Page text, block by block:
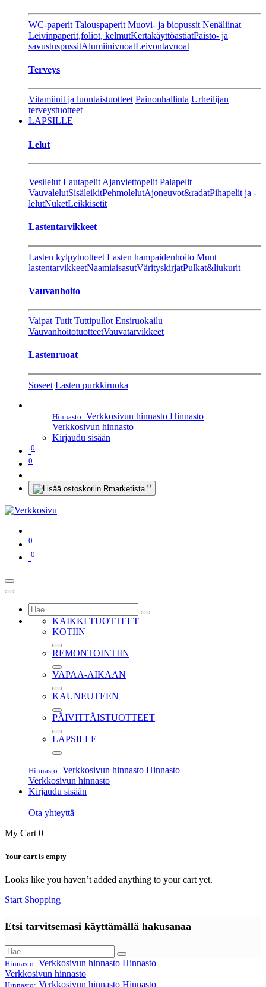
WC-paperit Talouspaperit Muovi- ja biopussit Nenäliinat
Leivinpaperit,foliot, kelmutKertakäyttöastiatPaisto- ja
savustuspussitAlumiinivuoatLeivontavuoat
Terveys
Vitamiinit ja luontaistuotteet Painonhallinta Urheilijan
terveystuotteet
LAPSILLE
Lelut
Vesilelut Lautapelit Ajanviettopelit Palapelit
VauvalelutSisäleikitPehmolelutAjoneuvot&radatPihapelit ja -
lelutNuketLeikkisetit
Lastentarvikkeet
Lasten kylpytuotteet Lasten hampaidenhoito Muut
lastentarvikkeetNaamiaisasutVärityskirjatPulkat&liukurit
Vauvanhoito
Vaipat Tutit Tuttipullot Ensiruokailu
VauvanhoitotuotteetVauvatarvikkeet
Lastenruoat
Soseet Lasten purkkiruoka
Hinnasto: Verkkosivun hinnasto Hinnasto
Verkkosivun hinnasto
Kirjaudu sisään
0
0
0
0
0
KAIKKI TUOTTEET
KOTIIN
REMONTOINTIIN
VAPAA-AIKAAN
KAUNEUTEEN
PÄIVITTÄISTUOTTEET
LAPSILLE
Hinnasto: Verkkosivun hinnasto Hinnasto
Verkkosivun hinnasto
Kirjaudu sisään
Ota yhteyttä
My Cart 0
Your cart is empty
Looks like you haven’t added anything to your cart yet.
Start Shopping
Etsi tarvitsemasi käyttämällä hakusanaa
Hinnasto: Verkkosivun hinnasto Hinnasto
Verkkosivun hinnasto
Hinnasto: Verkkosivun hinnasto Hinnasto